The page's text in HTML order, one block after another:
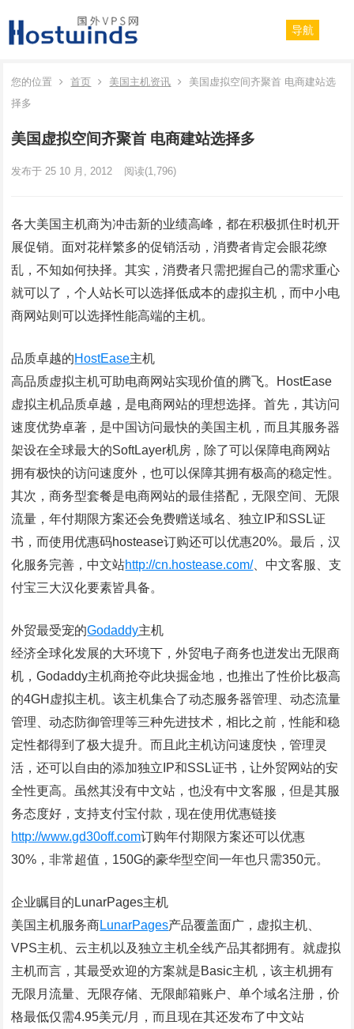
导航
您的位置 首页 美国主机资讯
美国虚拟空间齐聚首 电商建站选
择多
美国虚拟空间齐聚首 电商建站选择多
发布于 25 10 月, 2012 阅读(1,796)
各大美国主机商为冲击新的业绩高峰，都在积极抓住时机开
展促销。面对花样繁多的促销活动，消费者肯定会眼花缭
乱，不知如何抉择。其实，消费者只需把握自己的需求重心
就可以了，个人站长可以选择低成本的虚拟主机，而中小电
商网站则可以选择性能高端的主机。
品质卓越的HostEase主机
高品质虚拟主机可助电商网站实现价值的腾飞。HostEase
虚拟主机品质卓越，是电商网站的理想选择。首先，其访问
速度优势卓著，是中国访问最快的美国主机，而且其服务器
架设在全球最大的SoftLayer机房，除了可以保障电商网站
拥有极快的访问速度外，也可以保障其拥有极高的稳定性。
其次，商务型套餐是电商网站的最佳搭配，无限空间、无限
流量，年付期限方案还会免费赠送域名、独立IP和SSL证
书，而使用优惠码hostease订购还可以优惠20%。最后，汉
化服务完善，中文站http://cn.hostease.com/、中文客服、支
付宝三大汉化要素皆具备。
外贸最受宠的Godaddy主机
经济全球化发展的大环境下，外贸电子商务也迸发出无限商
机，Godaddy主机商抢夺此块掘金地，也推出了性价比极高
的4GH虚拟主机。该主机集合了动态服务器管理、动态流量
管理、动态防御管理等三种先进技术，相比之前，性能和稳
定性都得到了极大提升。而且此主机访问速度快，管理灵
活，还可以自由的添加独立IP和SSL证书，让外贸网站的安
全性更高。虽然其没有中文站，也没有中文客服，但是其服
务态度好，支持支付宝付款，现在使用优惠链接
http://www.gd30off.com订购年付期限方案还可以优惠
30%，非常超值，150G的豪华型空间一年也只需350元。
企业瞩目的LunarPages主机
美国主机服务商LunarPages产品覆盖面广，虚拟主机、
VPS主机、云主机以及独立主机全线产品其都拥有。就虚拟
主机而言，其最受欢迎的方案就是Basic主机，该主机拥有
无限月流量、无限存储、无限邮箱账户、单个域名注册，价
格最低仅需4.95美元/月，而且现在其还发布了中文站